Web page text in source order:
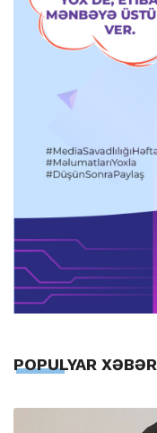
POPULYAR XƏBƏR